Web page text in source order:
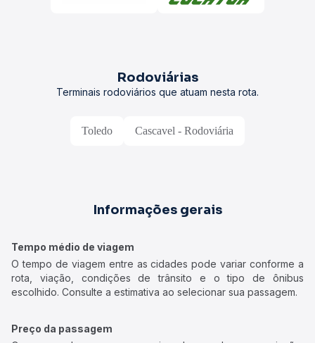
Rodoviárias
Terminais rodoviários que atuam nesta rota.
Toledo Cascavel - Rodoviária
Informações gerais
Tempo médio de viagem
O tempo de viagem entre as cidades pode variar conforme a
rota, viação, condições de trânsito e o tipo de ônibus
escolhido. Consulte a estimativa ao selecionar sua passagem.
Preço da passagem